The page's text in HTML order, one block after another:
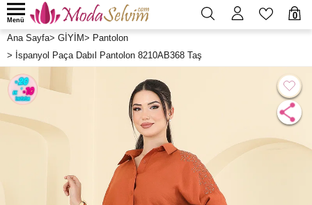
0
Menü
Ana Sayfa> GİYİM> Pantolon
> İspanyol Paça Dabıl Pantolon 8210AB368 Taş